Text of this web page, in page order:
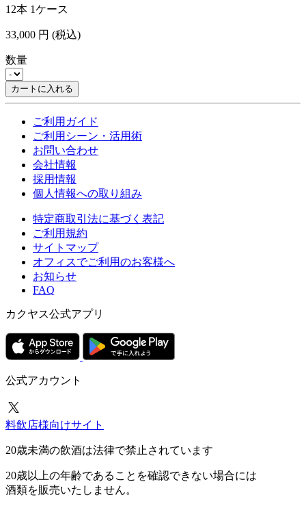
12本 1ケース
33,000 円 (税込)
数量
カートに入れる
ご利用ガイド
ご利用シーン・活用術
お問い合わせ
会社情報
採用情報
個人情報への取り組み
特定商取引法に基づく表記
ご利用規約
サイトマップ
オフィスでご利用のお客様へ
お知らせ
FAQ
カクヤス公式アプリ
公式アカウント
料飲店様向けサイト
20歳未満の飲酒は法律で禁止されています
20歳以上の年齢であることを確認できない場合には
酒類を販売いたしません。